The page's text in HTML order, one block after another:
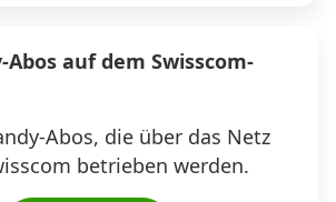
Abos auf dem Swisscom-
Abos, die über das Netz
betrieben werden.